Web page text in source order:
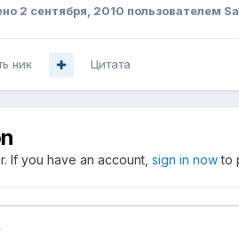
2 сентября, 2010 пользователем
ник Цитата
If you have an account, sign in nowto